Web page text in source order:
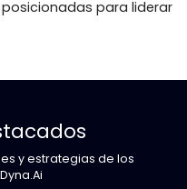
del sector
a implementar
ya sea en
aún más capaces.